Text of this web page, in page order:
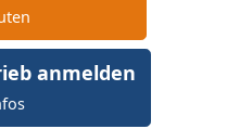
anmelden